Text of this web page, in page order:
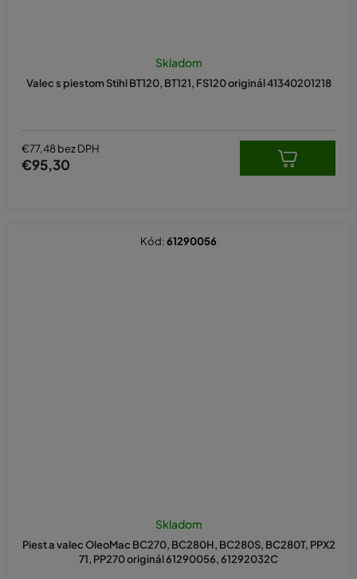
Valec s piestom Stihl BT120, BT121, FS120 originál 41340201218
Skladom
€77,48 bez DPH
€95,30
Piest a valec OleoMac BC270, BC280H, BC280S, BC280T, PPX2
71, PP270 originál 61290056, 61292032C
Skladom
Kód:61290056